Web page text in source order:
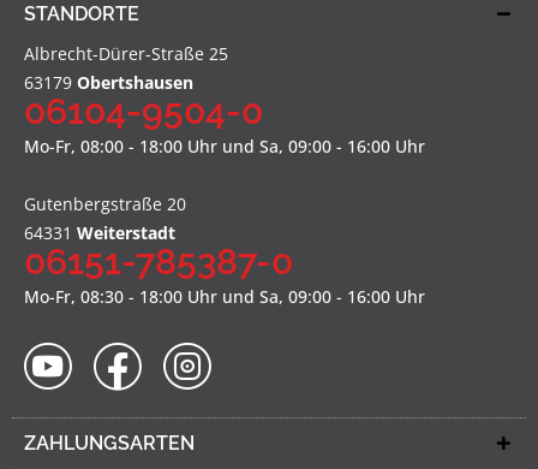
STANDORTE
Albrecht-Dürer-Straße 25
63179 Obertshausen
06104-9504-0
Mo-Fr, 08:00 - 18:00 Uhr und Sa, 09:00 - 16:00 Uhr
Gutenbergstraße 20
64331 Weiterstadt
06151-785387-0
Mo-Fr, 08:30 - 18:00 Uhr und Sa, 09:00 - 16:00 Uhr
ZAHLUNGSARTEN